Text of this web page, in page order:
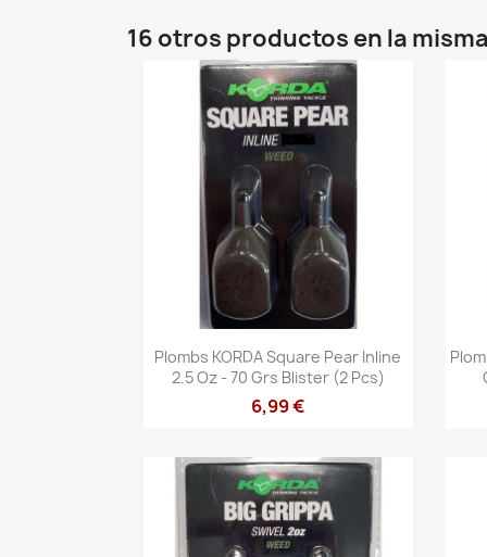
16 otros productos en la
Vista rápida
Plombs KORDA Square Pear Inline
2.5 Oz - 70 Grs Blister (2 Pcs)
6,99 €